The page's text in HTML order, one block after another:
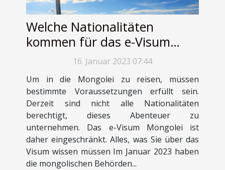
Welche Nationalitäten
kommen für das e-Visum
Mongolei in Frage?
16. Januar 2023 07:44
Um in die Mongolei zu reisen, müssen
bestimmte Voraussetzungen erfüllt sein.
Derzeit sind nicht alle Nationalitäten
berechtigt, dieses Abenteuer zu
unternehmen. Das e-Visum Mongolei ist
daher eingeschränkt. Alles, was Sie über das
Visum wissen müssen Im Januar 2023 haben
die mongolischen Behörden...